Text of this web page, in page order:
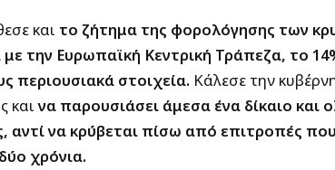
και το ζήτημα της φορολόγησης των
την Ευρωπαϊκή Κεντρική Τράπεζα, το
περιουσιακά στοιχεία.Κάλεσε την
καινα παρουσιάσει άμεσα ένα δίκαιο και
αντί να κρύβεται πίσω από επιτροπές
χρόνια.